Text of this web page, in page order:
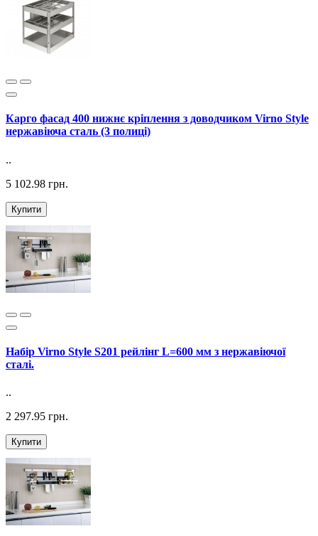
Карго фасад 400 нижнє кріплення з доводчиком Virno Style
нержавіюча сталь (3 полиці)
..
5 102.98 грн.
Купити
Набір Virno Style S201 рейлінг L=600 мм з нержавіючої
сталі.
..
2 297.95 грн.
Купити